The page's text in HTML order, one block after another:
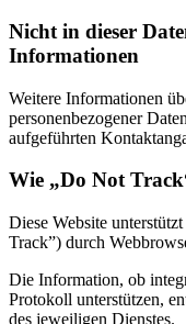
Nicht in dieser
Informationen
Weitere Informationen
personenbezogener
aufgeführten
Wie „Do Not
Diese Website
Track”) durch
Die Information, ob
Protokoll unterstützen,
des jeweiligen Dienstes.